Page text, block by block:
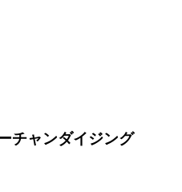
チャンダイジング